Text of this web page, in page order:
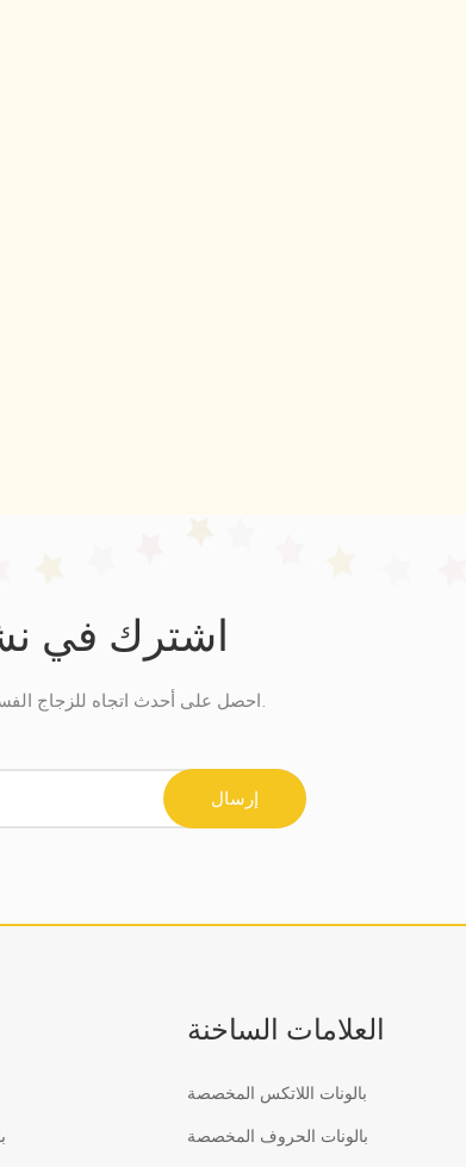
اشترك في
احصل على أحدث اتجاه للزجاج الفسيفسائي في صندوق الوارد الخاص بك.
إرسال
العلامات الساخنة
بالونات اللاتكس المخصصة
بالونات الحروف المخصصة